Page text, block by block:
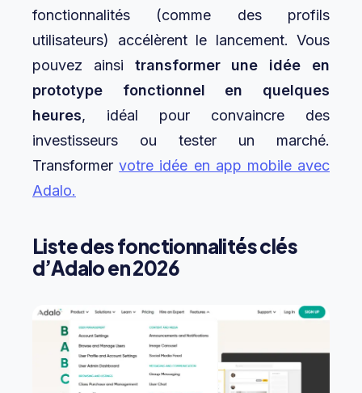
fonctionnalités (comme des profils
utilisateurs) accélèrent le lancement. Vous
pouvez ainsi transformer une idée en
prototype fonctionnel en quelques
heures, idéal pour convaincre des
investisseurs ou tester un marché.
Transformervotre idée en app mobile avec
Adalo.
Liste des fonctionnalités clés
d’Adalo en 2026